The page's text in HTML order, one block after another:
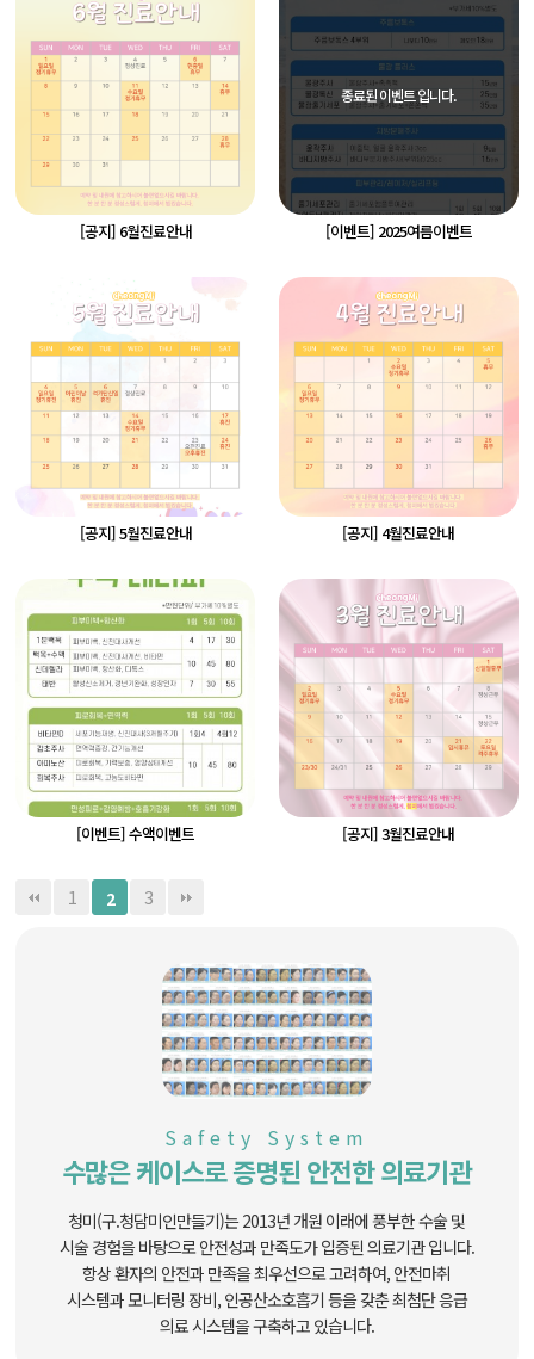
[공지] 6월진료안내
종료된 이벤트 입니다.
[이벤트] 2025여름이벤트
[공지] 5월진료안내 [공지] 4월진료안내
[이벤트] 수액이벤트 [공지] 3월진료안내
1 2 3
Safety System
수많은 케이스로 증명된 안전한 의료기관
청미(구.청담미인만들기)는 2013년 개원 이래에 풍부한 수술 및
시술 경험을 바탕으로안전성과 만족도가 입증된 의료기관 입니다.
항상 환자의 안전과 만족을 최우선으로 고려하여, 안전마취
시스템과 모니터링 장비,인공산소호흡기 등을 갖춘 최첨단 응급
의료 시스템을 구축하고 있습니다.